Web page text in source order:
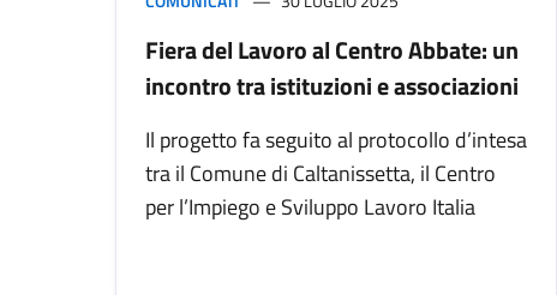
Fiera del Lavoro al Centro Abbate: un
incontro tra istituzioni e associazioni
Il progetto fa seguito al protocollo d’intesa
tra il Comune di Caltanissetta, il Centro
per l’Impiego e Sviluppo Lavoro Italia